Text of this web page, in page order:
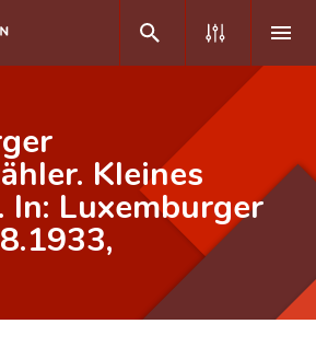
Kleines
In: Luxemburger